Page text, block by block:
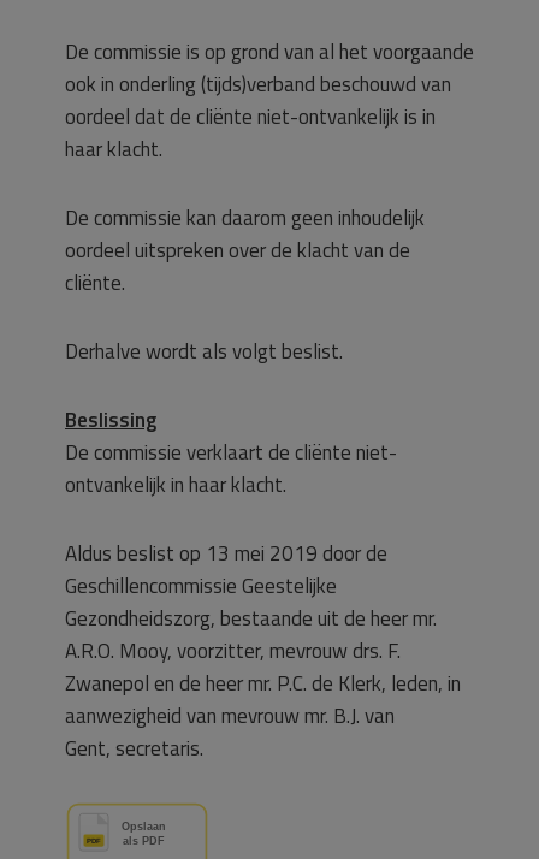
De commissie is op grond van al het voorgaande
ook in onderling (tijds)verband beschouwd van
oordeel dat de cliënte niet-ontvankelijk is in
haar klacht.
De commissie kan daarom geen inhoudelijk
oordeel uitspreken over de klacht van de
cliënte.
Derhalve wordt als volgt beslist.
Beslissing
De commissie verklaart de cliënte niet-
ontvankelijk in haar klacht.
Aldus beslist op 13 mei 2019 door de
Geschillencommissie Geestelijke
Gezondheidszorg, bestaande uit de heer mr.
A.R.O. Mooy, voorzitter, mevrouw drs. F.
Zwanepol en de heer mr. P.C. de Klerk, leden, in
aanwezigheid van mevrouw mr. B.J. van
Gent, secretaris.